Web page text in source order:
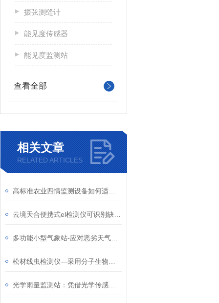
振弦测缝计
能见度传感器
能见度监测站
查看全部
相关文章
RELATED ARTICLES